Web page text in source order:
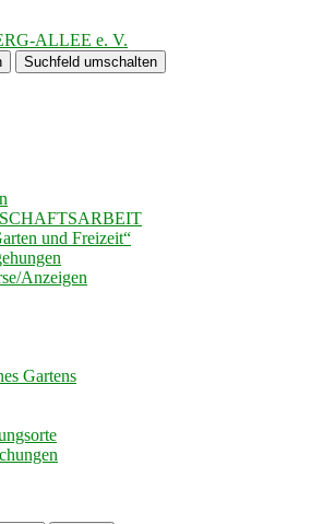
ALLEE e. V.
Suchfeld umschalten
und Freizeit“
Anzeigen
Gartens